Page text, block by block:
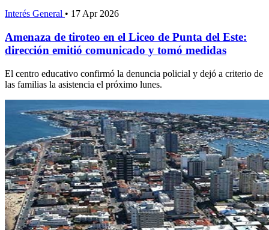
Interés General • 17 Apr 2026
Amenaza de tiroteo en el Liceo de Punta del Este:
dirección emitió comunicado y tomó medidas
El centro educativo confirmó la denuncia policial y dejó a criterio de
las familias la asistencia el próximo lunes.